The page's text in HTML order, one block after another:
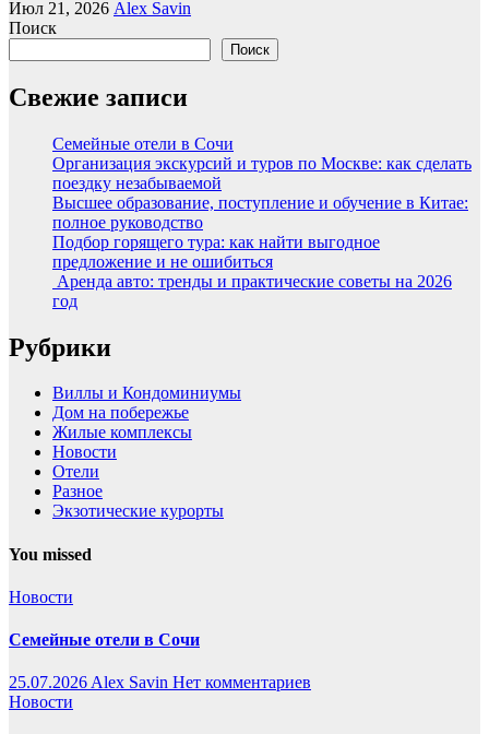
Июл 21, 2026 Alex Savin
Поиск
Поиск
Свежие записи
Семейные отели в Сочи
Организация экскурсий и туров по Москве: как сделать
поездку незабываемой
Высшее образование, поступление и обучение в Китае:
полное руководство
Подбор горящего тура: как найти выгодное
предложение и не ошибиться
Аренда авто: тренды и практические советы на 2026
год
Рубрики
Виллы и Кондоминиумы
Дом на побережье
Жилые комплексы
Новости
Отели
Разное
Экзотические курорты
You missed
Новости
Семейные отели в Сочи
25.07.2026Alex Savin Нет комментариев
Новости